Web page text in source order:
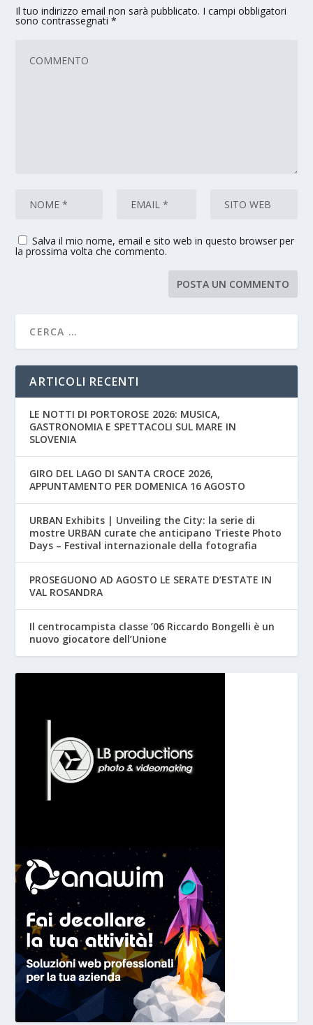
Il tuo indirizzo email non sarà pubblicato. I campi obbligatori
sono contrassegnati*
Salva il mio nome, email e sito web in questo browser per
la prossima volta che commento.
ARTICOLI RECENTI
LE NOTTI DI PORTOROSE 2026: MUSICA,
GASTRONOMIA E SPETTACOLI SUL MARE IN
SLOVENIA
GIRO DEL LAGO DI SANTA CROCE 2026,
APPUNTAMENTO PER DOMENICA 16 AGOSTO
URBAN Exhibits | Unveiling the City: la serie di
mostre URBAN curate che anticipano Trieste Photo
Days – Festival internazionale della fotografia
PROSEGUONO AD AGOSTO LE SERATE D’ESTATE IN
VAL ROSANDRA
Il centrocampista classe ’06 Riccardo Bongelli è un
nuovo giocatore dell’Unione